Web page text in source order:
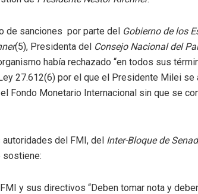
de sanciones por parte del Gobierno de los
(5), Presidenta del Consejo Nacional del
había rechazado “en todos sus
27.612(6) por el que el Presidente Milei se
Fondo Monetario Internacional sin que se
autoridades del FMI, del Inter-Bloque de
sostiene:
y sus directivos “Deben tomar nota y